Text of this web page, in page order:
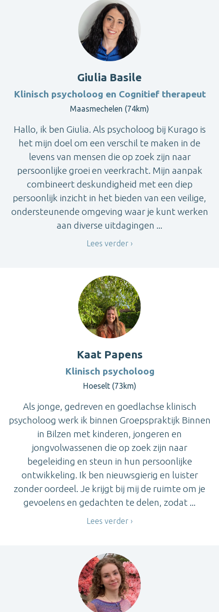
Giulia Basile
Klinisch psycholoog en Cognitief therapeut
Maasmechelen (74km)
Hallo, ik ben Giulia. Als psycholoog bij Kurago is
het mijn doel om een verschil te maken in de
levens van mensen die op zoek zijn naar
persoonlijke groei en veerkracht. Mijn aanpak
combineert deskundigheid met een diep
persoonlijk inzicht in het bieden van een veilige,
ondersteunende omgeving waar je kunt werken
aan diverse uitdagingen ...
Lees verder
Kaat Papens
Klinisch psycholoog
Hoeselt (73km)
Als jonge, gedreven en goedlachse klinisch
psycholoog werk ik binnen Groepspraktijk Binnen
in Bilzen met kinderen, jongeren en
jongvolwassenen die op zoek zijn naar
begeleiding en steun in hun persoonlijke
ontwikkeling. Ik ben nieuwsgierig en luister
zonder oordeel. Je krijgt bij mij de ruimte om je
gevoelens en gedachten te delen, zodat ...
Lees verder